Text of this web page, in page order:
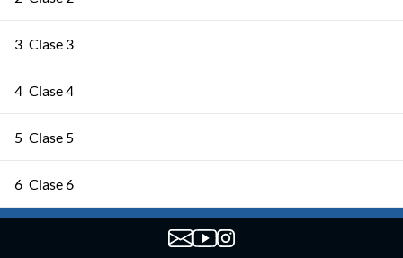
3 Clase 3
4 Clase 4
5 Clase 5
6 Clase 6